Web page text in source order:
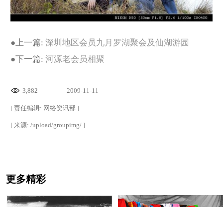
● 上一篇: 深圳地区会员九月罗湖聚会及仙湖游园
●下一篇: 河源老会员相聚
3,882 2009-11-11
[ 责任编辑: 网络资讯部 ]
[ 来源: /upload/groupimg/ ]
更多精彩